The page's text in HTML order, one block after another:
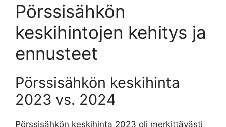
Pörssisähkön
keskihintojen kehitys ja
ennusteet
Pörssisähkön keskihinta
2023 vs. 2024
Pörssisähkön keskihinta 2023 oli merkittävästi